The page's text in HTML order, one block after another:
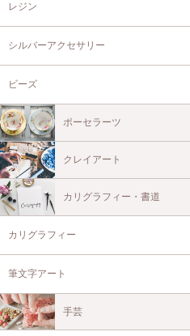
レジン
シルバーアクセサリー
ビーズ
ポーセラーツ
クレイアート
カリグラフィー・書道
カリグラフィー
筆文字アート
手芸